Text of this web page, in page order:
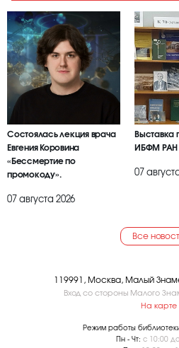
Состоялась лекция врача
Евгения Коровина
«Бессмертие по
промокоду».
07 августа 2026
Выставка
ИБФМ РАН
07
Все
119991, Москва, Малый
Вход со стороны Малого
На карте
Режим работы
Пн - Чт: с 10:00